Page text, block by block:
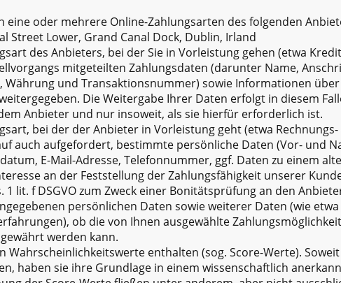
eine oder mehrere Online-Zahlungsarten des folgenden
Street Lower, Grand Canal Dock, Dublin, Irland
des Anbieters, bei der Sie in Vorleistung gehen (etwa
mitgeteilten Zahlungsdaten (darunter Name,
und Transaktionsnummer) sowie Informationen
Die Weitergabe Ihrer Daten erfolgt in diesem
Anbieter und nur insoweit, als sie hierfür erforderlich ist.
bei der der Anbieter in Vorleistung geht (etwa
auch aufgefordert, bestimmte persönliche Daten (Vor- und
E-Mail-Adresse, Telefonnummer, ggf. Daten zu einem
an der Feststellung der Zahlungsfähigkeit unserer
1 lit. f DSGVO zum Zweck einer Bonitätsprüfung an den
persönlichen Daten sowie weiterer Daten (wie
ob die von Ihnen ausgewählte
werden kann.
Wahrscheinlichkeitswerte enthalten (sog. Score-Werte).
haben sie ihre Grundlage in einem wissenschaftlich